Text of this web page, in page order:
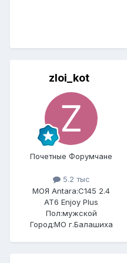
zloi_kot
Почетные Форумчане
5.2 тыс
МОЯ Antara:C145 2.4
AT6 Enjoy Plus
Пол:мужской
Город:МО г.Балашиха